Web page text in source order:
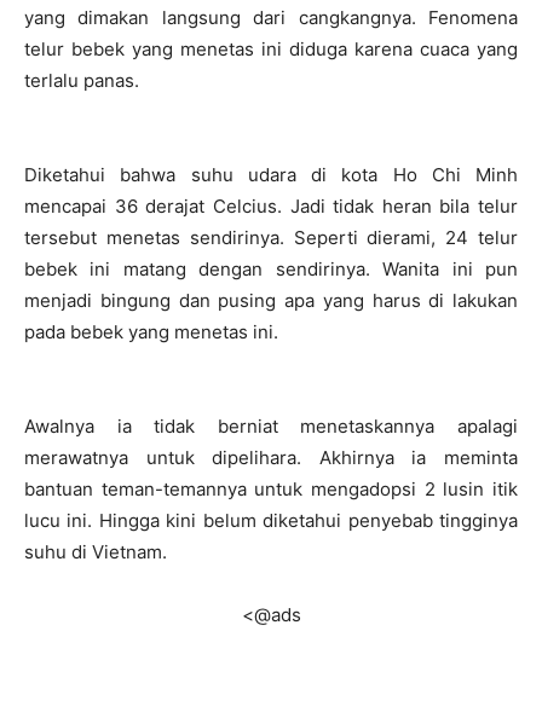
yang dimakan langsung dari cangkangnya. Fenomena
telur bebek yang menetas ini diduga karena cuaca yang
terlalu panas.
Diketahui bahwa suhu udara di kota Ho Chi Minh
mencapai 36 derajat Celcius. Jadi tidak heran bila telur
tersebut menetas sendirinya. Seperti dierami, 24 telur
bebek ini matang dengan sendirinya. Wanita ini pun
menjadi bingung dan pusing apa yang harus di lakukan
pada bebek yang menetas ini.
Awalnya ia tidak berniat menetaskannya apalagi
merawatnya untuk dipelihara. Akhirnya ia meminta
bantuan teman-temannya untuk mengadopsi 2 lusin itik
lucu ini. Hingga kini belum diketahui penyebab tingginya
suhu di Vietnam.
<@ads